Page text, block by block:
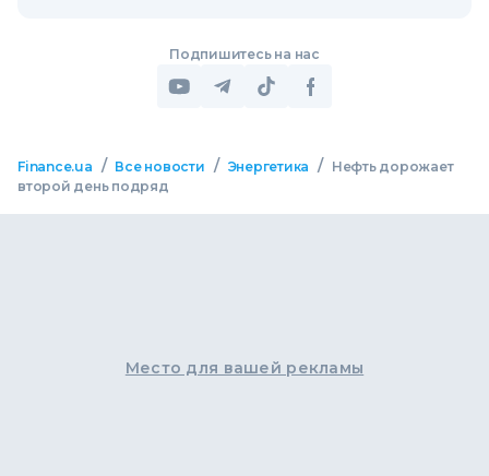
Подпишитесь на нас
Finance.ua / Все новости / Энергетика /
Нефть дорожает
второй день подряд
Место для вашей рекламы